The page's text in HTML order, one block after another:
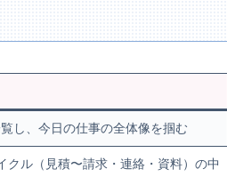
し、今日の仕事の全体像を掴む
クル（見積〜請求・連絡・資料）の中